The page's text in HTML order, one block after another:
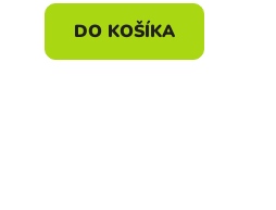
DO KOŠÍKA